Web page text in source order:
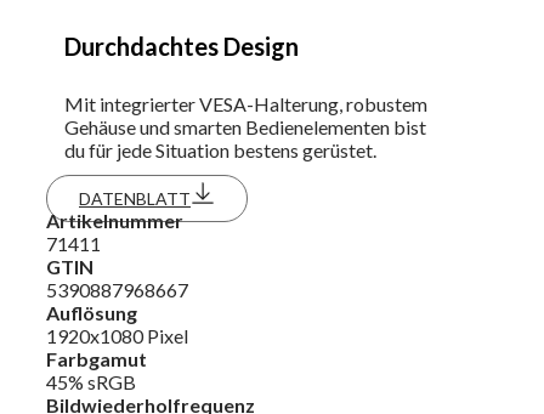
Durchdachtes Design
Mit integrierter VESA-Halterung, robustem
Gehäuse und smarten Bedienelementen bist
du für jede Situation bestens gerüstet.
DATENBLATT
Artikelnummer
71411
GTIN
5390887968667
Auflösung
1920x1080 Pixel
Farbgamut
45% sRGB
Bildwiederholfrequenz